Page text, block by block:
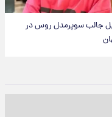
جالب سوپرمدل روس در